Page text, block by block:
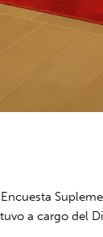
a cargo del